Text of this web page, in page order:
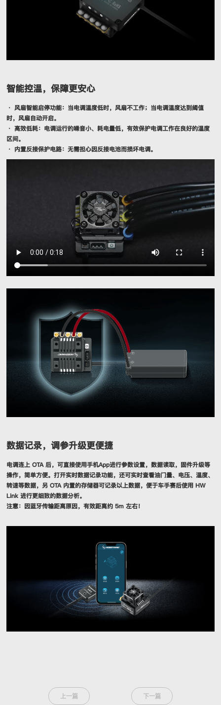
智能控温，保障更安心
• 风扇智能启停功能：当电调温度低时，风扇不工作；当电调温度达到阈值
时，风扇自动开启。
• 高效低耗：电调运行的噪音小、耗电量低，有效保护电调工作在良好的温度
区间。
• 内置反接保护电路：无需担心因反接电池而损坏电调。
数据记录，调参升级更便捷
电调连上 OTA 后，可直接使用手机App进行参数设置，数据读取，固件升级等
操作，简单方便。打开实时数据记录功能，还可实时查看油门量、电压、温度、
转速等数据，另 OTA 内置的存储器可记录以上数据，便于车手赛后使用 HW
Link 进行更细致的数据分析。
注意：因蓝牙传输距离原因，有效距离约 5m 左右！
上一篇 下一篇